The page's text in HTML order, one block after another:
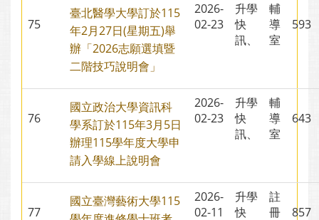
75
臺北醫學大學訂於115
年2月27日(星期五)舉
辦「2026志願選填暨
二階技巧說明會」
2026-
02-23
升學
快
訊、
輔
導
室
76
國立政治大學資訊科
學系訂於115年3月5日
辦理115學年度大學申
請入學線上說明會
2026-
02-23
升學
快
訊、
輔
導
室
77
國立臺灣藝術大學115
2026-
02-11
升學
快
註
冊